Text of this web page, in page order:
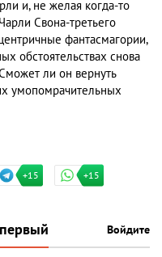
и, не желая когда-то
Свона-третьего
фантасмагории,
обстоятельствах снова
ли он вернуть
умопомрачительных
+15 +15
Войдите